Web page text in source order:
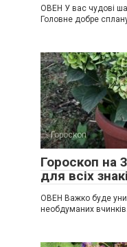
ОВЕН У вас чудові
Головне добре
Гороскоп
Гороскоп на
для всіх
ОВЕН Важко буде
необдуманих